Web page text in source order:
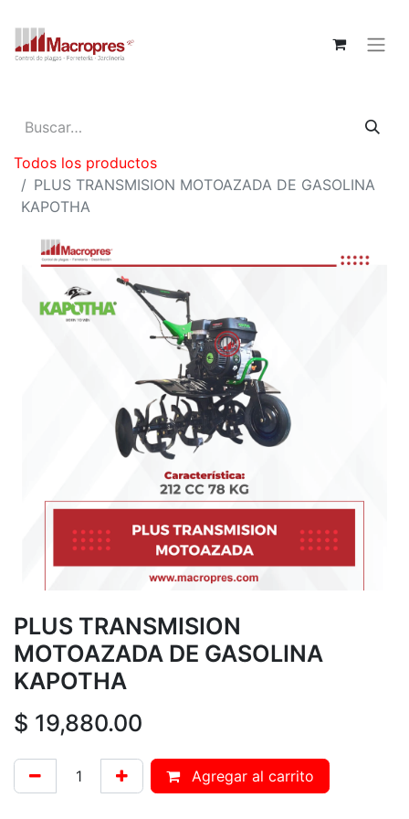
Todos los productos
PLUS TRANSMISION MOTOAZADA DE GASOLINA
KAPOTHA
PLUS TRANSMISION
MOTOAZADA DE GASOLINA
KAPOTHA
$ 19,880.00
Agregar al carrito